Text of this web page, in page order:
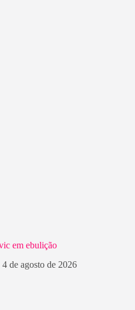
em ebulição
4 de agosto de 2026